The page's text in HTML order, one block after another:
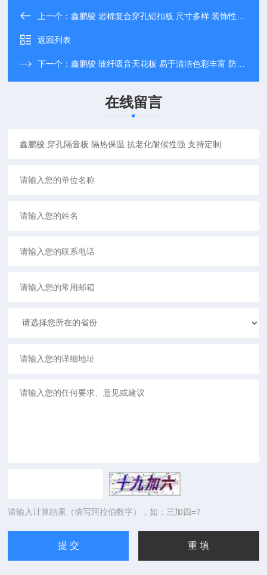
上一个：鑫鹏骏 岩棉复合穿孔铝扣板 尺寸多样 装饰性强美观大方 大量生产
返回列表
下一个：鑫鹏骏 玻纤吸音天花板 易于清洁色彩丰富 防水防潮 厂家定制
在线留言
请输入计算结果（填写阿拉伯数字），如：三加四=7